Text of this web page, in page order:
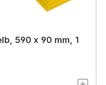
590 x 90 mm, 1